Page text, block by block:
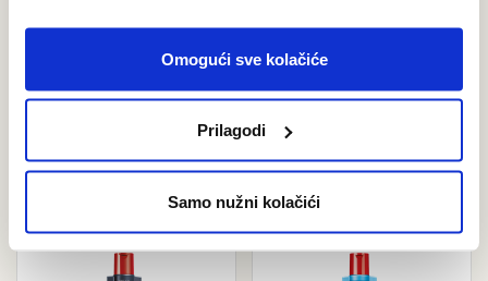
Omogući sve kolačiće
Prilagodi
Samo nužni kolačići
mail